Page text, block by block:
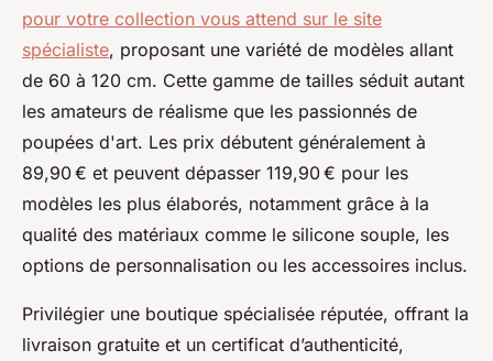
pour votre collection vous attend sur le site
spécialiste, proposant une variété de modèles allant
de 60 à 120 cm. Cette gamme de tailles séduit autant
les amateurs de réalisme que les passionnés de
poupées d'art. Les prix débutent généralement à
89,90 € et peuvent dépasser 119,90 € pour les
modèles les plus élaborés, notamment grâce à la
qualité des matériaux comme le silicone souple, les
options de personnalisation ou les accessoires inclus.
Privilégier une boutique spécialisée réputée, offrant la
livraison gratuite et un certificat d’authenticité,